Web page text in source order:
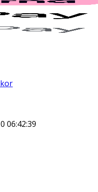
06:42:39